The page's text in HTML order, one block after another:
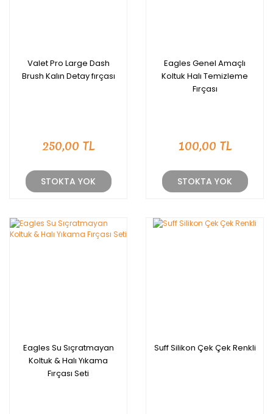
Valet Pro Large Dash
Brush Kalın Detay fırçası
250,00 TL
STOKTA YOK
Eagles Genel Amaçlı
Koltuk Halı Temizleme
Fırçası
100,00 TL
STOKTA YOK
Eagles Su Sıçratmayan
Koltuk & Halı Yıkama
Fırçası Seti
Suff Silikon Çek Çek Renkli